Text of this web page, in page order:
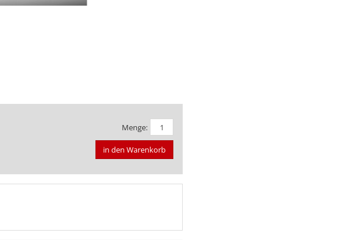
Menge:
in den Warenkorb